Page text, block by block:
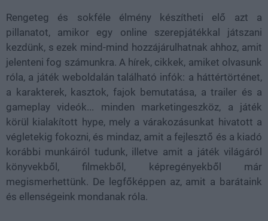
Rengeteg és sokféle élmény készítheti elő azt a
pillanatot, amikor egy online szerepjátékkal játszani
kezdünk, s ezek mind-mind hozzájárulhatnak ahhoz, amit
jelenteni fog számunkra. A hírek, cikkek, amiket olvasunk
róla, a játék weboldalán található infók: a háttértörténet,
a karakterek, kasztok, fajok bemutatása, a trailer és a
gameplay videók... minden marketingeszköz, a játék
körül kialakított hype, mely a várakozásunkat hivatott a
végletekig fokozni, és mindaz, amit a fejlesztő és a kiadó
korábbi munkáiról tudunk, illetve amit a játék világáról
könyvekből, filmekből, képregényekből már
megismerhettünk. De legfőképpen az, amit a barátaink
és ellenségeink mondanak róla.